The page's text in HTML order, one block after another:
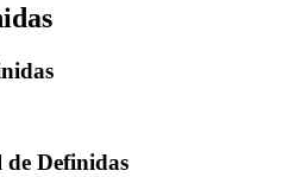
de Definidas